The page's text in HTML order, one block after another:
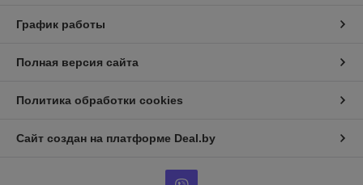
График работы
Полная версия сайта
Политика обработки cookies
Сайт создан на платформе Deal.by